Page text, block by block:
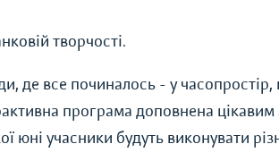
творчості.
де все починалось - у часопростір,
програма доповнена цікавим
юні учасники будуть виконувати